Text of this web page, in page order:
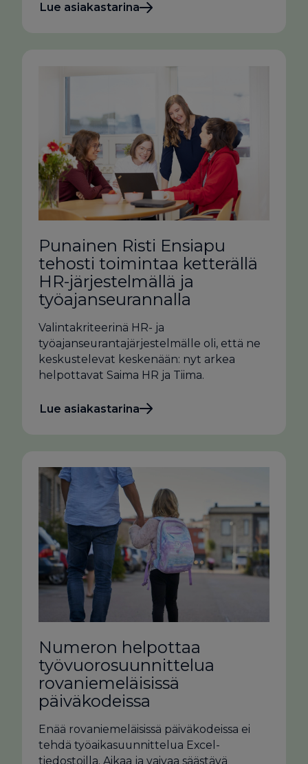
Lue asiakastarina
Punainen Risti Ensiapu
tehosti toimintaa ketterällä
HR-järjestelmällä ja
työajanseurannalla
Valintakriteerinä HR- ja
työajanseurantajärjestelmälle oli, että ne
keskustelevat keskenään: nyt arkea
helpottavat Saima HR ja Tiima.
Lue asiakastarina
Numeron helpottaa
työvuorosuunnittelua
rovaniemeläisissä
päiväkodeissa
Enää rovaniemeläisissä päiväkodeissa ei
tehdä työaikasuunnittelua Excel-
tiedostoilla. Aikaa ja vaivaa säästävä